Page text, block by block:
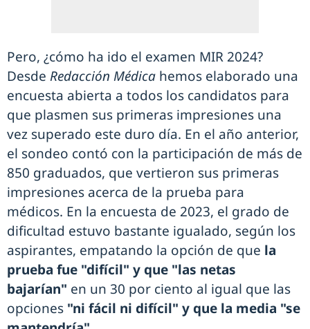
Pero, ¿cómo ha ido el examen MIR 2024?
Desde Redacción Médica hemos elaborado una
encuesta abierta a todos los candidatos para
que plasmen sus primeras impresiones una
vez superado este duro día. En el año anterior,
el sondeo contó con la participación de más de
850 graduados, que vertieron sus primeras
impresiones acerca de la prueba para
médicos. En la encuesta de 2023, el grado de
dificultad estuvo bastante igualado, según los
aspirantes, empatando la opción de que la
prueba fue "difícil" y que "las netas
bajarían" en un 30 por ciento al igual que las
opciones "ni fácil ni difícil" y que la media "se